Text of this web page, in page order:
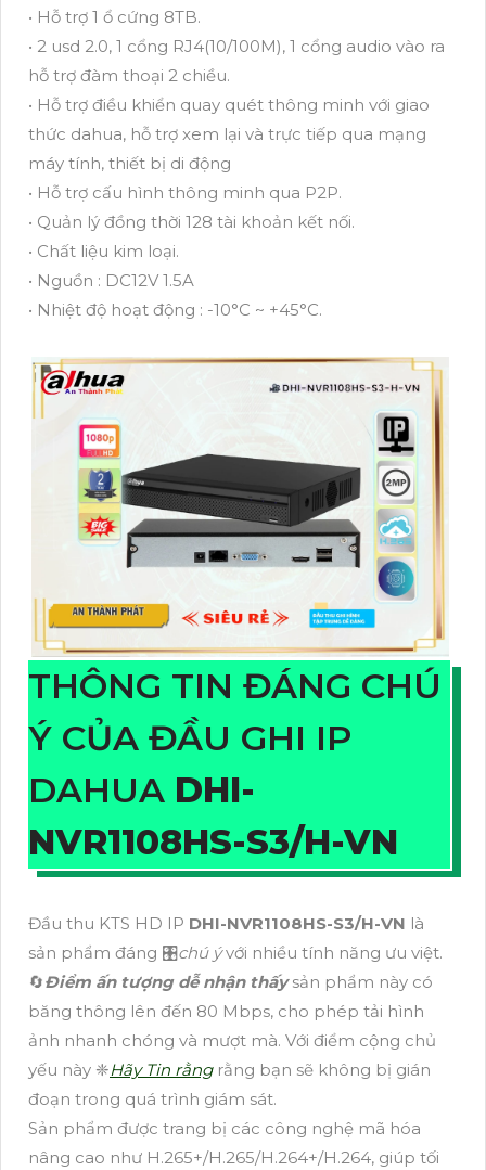
• Hỗ trợ 1 ổ cứng 8TB.
• 2 usd 2.0, 1 cổng RJ4(10/100M), 1 cổng audio vào ra
hỗ trợ đàm thoại 2 chiều.
• Hỗ trợ điều khiển quay quét thông minh với giao
thức dahua, hỗ trợ xem lại và trực tiếp qua mạng
máy tính, thiết bị di động
• Hỗ trợ cấu hình thông minh qua P2P.
• Quản lý đồng thời 128 tài khoản kết nối.
• Chất liệu kim loại.
• Nguồn : DC12V 1.5A
• Nhiệt độ hoạt động : -10°C ~ +45°C.
THÔNG TIN ĐÁNG CHÚ
Ý CỦA ĐẦU GHI IP
DAHUA DHI-
NVR1108HS-S3/H-VN
Đầu thu KTS HD IP DHI-NVR1108HS-S3/H-VN là
sản phẩm đáng 🎛chú ývới nhiều tính năng ưu việt.
🔄Điểm ấn tượng dễ nhận thấysản phẩm này có
băng thông lên đến 80 Mbps, cho phép tải hình
ảnh nhanh chóng và mượt mà. Với điểm cộng chủ
yếu này ❈Hãy Tin rằngrằng bạn sẽ không bị gián
đoạn trong quá trình giám sát.
Sản phẩm được trang bị các công nghệ mã hóa
nâng cao như H.265+/H.265/H.264+/H.264, giúp tối